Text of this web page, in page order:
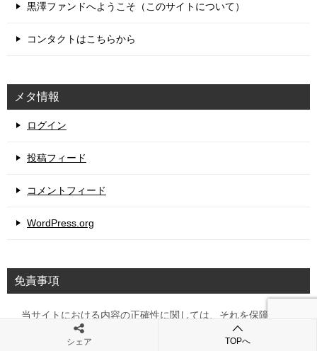
黒澤ファンドへようこそ（このサイトについて）
コンタクトはこちらから
メタ情報
ログイン
投稿フィード
コメントフィード
WordPress.org
免責事項
当サイトにおける内容の正確性に関しては、それを保障する
ものではありません。また、記載されている情報や、リンク
先に記載されている情報をあなたが利用することに関するい
シェア TOPへ